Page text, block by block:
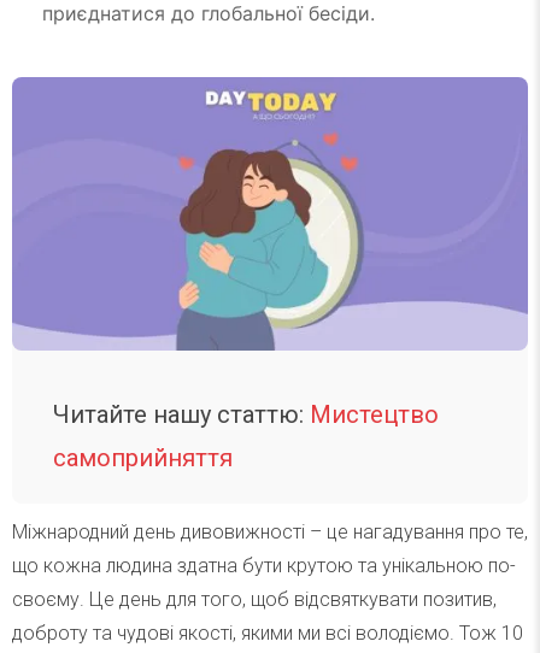
приєднатися до глобальної бесіди.
Читайте нашу статтю: Мистецтво
самоприйняття
Міжнародний день дивовижності – це нагадування про те,
що кожна людина здатна бути крутою та унікальною по-
своєму. Це день для того, щоб відсвяткувати позитив,
доброту та чудові якості, якими ми всі володіємо. Тож 10